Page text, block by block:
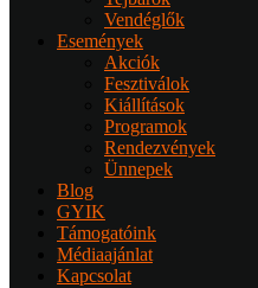
Vendéglők
Események
Akciók
Fesztiválok
Kiállítások
Programok
Rendezvények
Ünnepek
Blog
GYIK
Támogatóink
Médiaajánlat
Kapcsolat